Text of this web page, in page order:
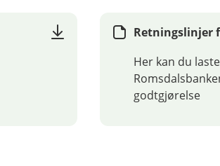
Retningslinjer
Her kan du
godtgjørelse